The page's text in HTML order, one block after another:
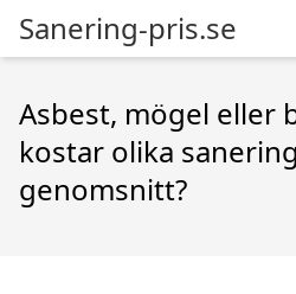
Sanering-pris.se
Asbest, mögel eller
kostar olika
genomsnitt?